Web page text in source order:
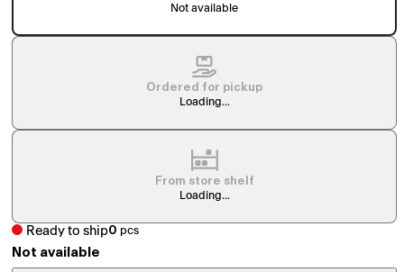
Not available
Ordered for pickup
Loading...
From store shelf
Loading...
Ready to ship0 pcs
Not available